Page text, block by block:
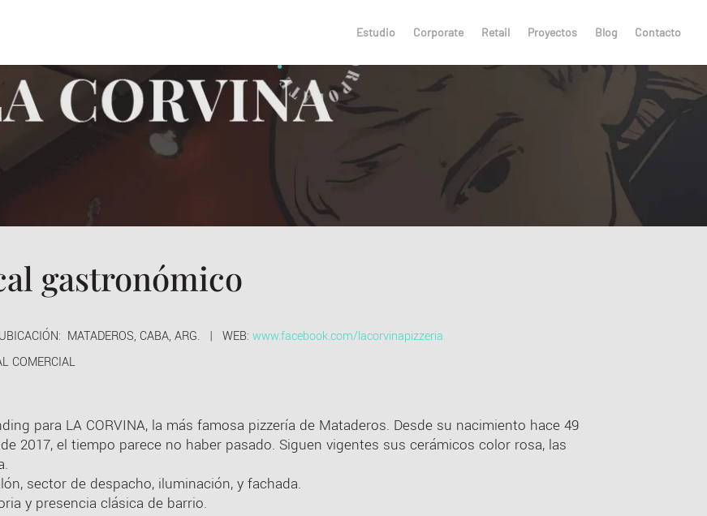
Estudio Corporate Retail Proyectos Blog Contacto
gastronómico
MATADEROS, CABA, ARG. | WEB:www.facebook.com/lacorvinapizzeria
COMERCIAL
para LA CORVINA, la más famosa pizzería de Mataderos. Desde su nacimiento hace 49
2017, el tiempo parece no haber pasado. Siguen vigentes sus cerámicos color rosa, las
sector de despacho, iluminación, y fachada.
y presencia clásica de barrio.